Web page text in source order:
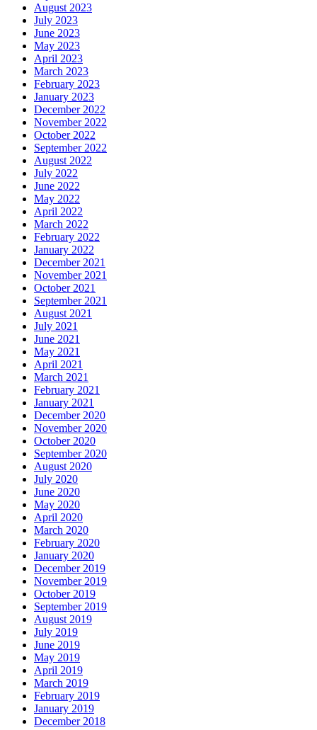
August 2023
July 2023
June 2023
May 2023
April 2023
March 2023
February 2023
January 2023
December 2022
November 2022
October 2022
September 2022
August 2022
July 2022
June 2022
May 2022
April 2022
March 2022
February 2022
January 2022
December 2021
November 2021
October 2021
September 2021
August 2021
July 2021
June 2021
May 2021
April 2021
March 2021
February 2021
January 2021
December 2020
November 2020
October 2020
September 2020
August 2020
July 2020
June 2020
May 2020
April 2020
March 2020
February 2020
January 2020
December 2019
November 2019
October 2019
September 2019
August 2019
July 2019
June 2019
May 2019
April 2019
March 2019
February 2019
January 2019
December 2018